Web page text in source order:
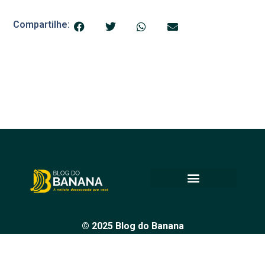
Compartilhe:
© 2025 Blog do Banana